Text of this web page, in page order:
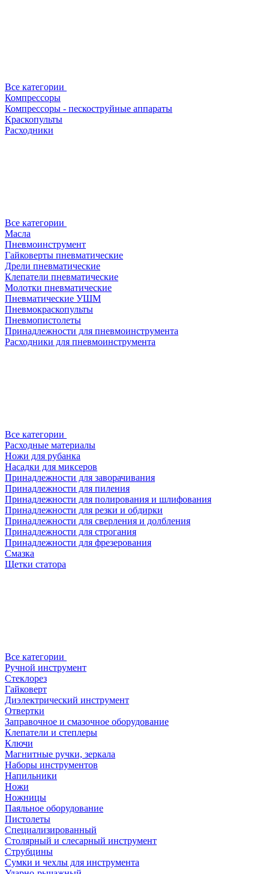
Все категории
Компрессоры
Компрессоры - пескоструйные аппараты
Краскопульты
Расходники
Все категории
Масла
Пневмоинструмент
Гайковерты пневматические
Дрели пневматические
Клепатели пневматические
Молотки пневматические
Пневматические УШМ
Пневмокраскопульты
Пневмопистолеты
Принадлежности для пневмоинструмента
Расходники для пневмоинструмента
Все категории
Расходные материалы
Ножи для рубанка
Насадки для миксеров
Принадлежности для заворачивания
Принадлежности для пиления
Принадлежности для полирования и шлифования
Принадлежности для резки и обдирки
Принадлежности для сверления и долбления
Принадлежности для строгания
Принадлежности для фрезерования
Смазка
Щетки статора
Все категории
Ручной инструмент
Стеклорез
Гайковерт
Диэлектрический инструмент
Отвертки
Заправочное и смазочное оборудование
Клепатели и степлеры
Ключи
Магнитные ручки, зеркала
Наборы инструментов
Напильники
Ножи
Ножницы
Паяльное оборудование
Пистолеты
Специализированный
Столярный и слесарный инструмент
Струбцины
Сумки и чехлы для инструмента